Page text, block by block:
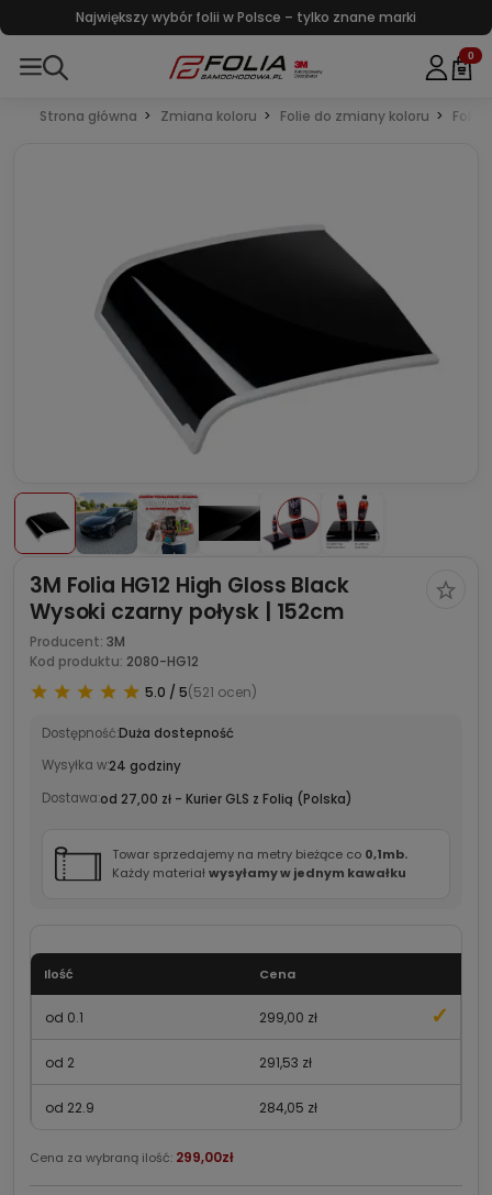
Największy wybór folii w Polsce – tylko znane marki
0
Strona główna Zmiana koloru Folie do zmiany koloru Folie
3M Folia HG12 High Gloss Black
Wysoki czarny połysk | 152cm
Producent: 3M
Kod produktu: 2080-HG12
5.0 / 5(521 ocen)
Dostępność:Duża dostepność
Wysyłka w:24 godziny
Dostawa:od 27,00 zł - Kurier GLS z Folią (Polska)
Towar sprzedajemy na metry bieżące co 0,1mb.
Każdy materiałwysyłamy w jednym kawałku
Ilość Cena
od 0.1 299,00 zł
od 2 291,53 zł
od 22.9 284,05 zł
Cena za wybraną ilość: 299,00zł